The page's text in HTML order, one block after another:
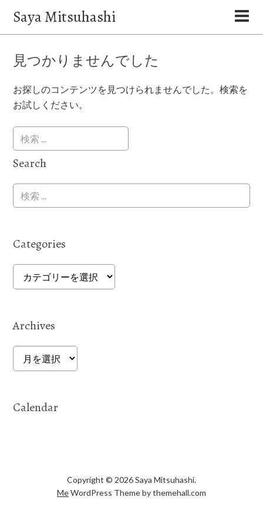
Saya Mitsuhashi
見つかりませんでした
お探しのコンテンツを見つけられませんでした。検索を
お試しください。
Search
Categories
Categories
Archives
Archives
Calendar
Copyright © 2026 Saya Mitsuhashi.
MeWordPress Theme by themehall.com